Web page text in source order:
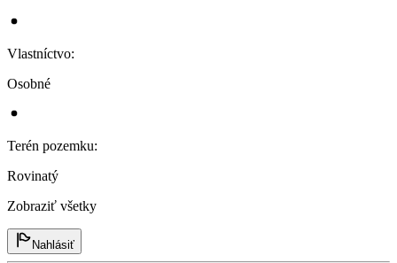
Vlastníctvo:
Osobné
Terén pozemku:
Rovinatý
Zobraziť všetky
Nahlásiť